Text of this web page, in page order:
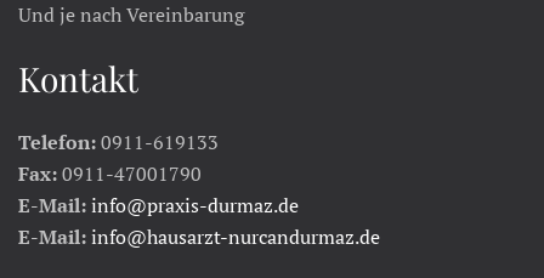
Und je nach Vereinbarung
Kontakt
Telefon:0911-619133
Fax:0911-47001790
E-Mail:info@praxis-durmaz.de
E-Mail:info@hausarzt-nurcandurmaz.de